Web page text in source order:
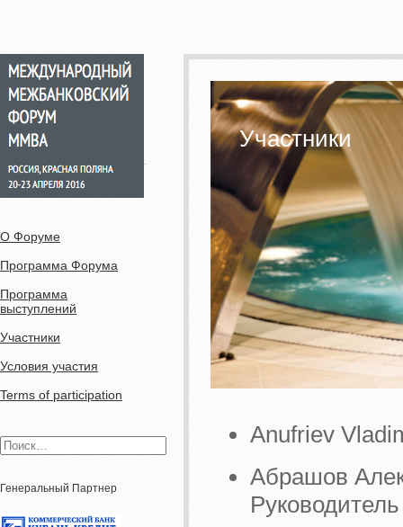
О Форуме
Программа Форума
Программа
выступлений
Участники
Условия участия
Terms of participation
Генеральный Партнер
Участники
Anufriev
Абрашов